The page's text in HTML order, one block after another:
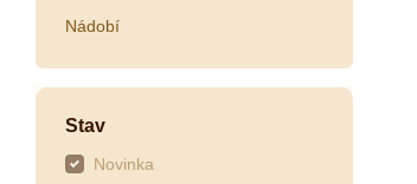
Nádobí
Stav
Novinka